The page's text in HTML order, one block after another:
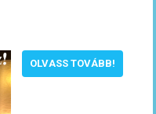
OLVASS TOVÁBB!